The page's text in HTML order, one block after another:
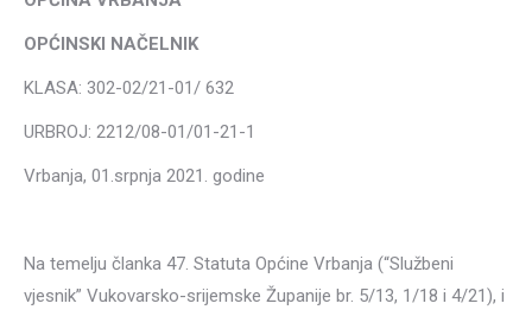
OPĆINSKI NAČELNIK
KLASA: 302-02/21-01/ 632
URBROJ: 2212/08-01/01-21-1
Vrbanja, 01.srpnja 2021. godine
Na temelju članka 47. Statuta Općine Vrbanja (“Službeni
vjesnik” Vukovarsko-srijemske Županije br. 5/13, 1/18 i 4/21), i